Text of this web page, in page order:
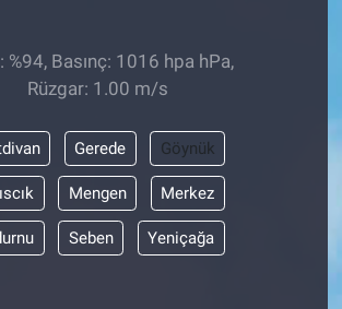
%94, Basınç: 1016 hpa hPa,
Rüzgar: 1.00 m/s
Gerede Göynük
Mengen Merkez
Seben Yeniçağa